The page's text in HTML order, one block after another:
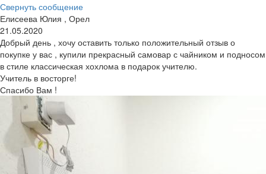
Свернуть сообщение
Елисеева Юлия , Орел
21.05.2020
Добрый день , хочу оставить только положительный отзыв о
покупке у вас , купили прекрасный самовар с чайником и подносом
в стиле классическая хохлома в подарок учителю.
Учитель в восторге!
Спасибо Вам !